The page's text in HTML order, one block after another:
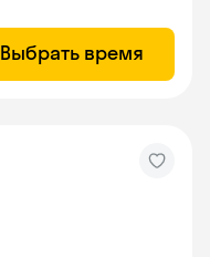
Выбрать время